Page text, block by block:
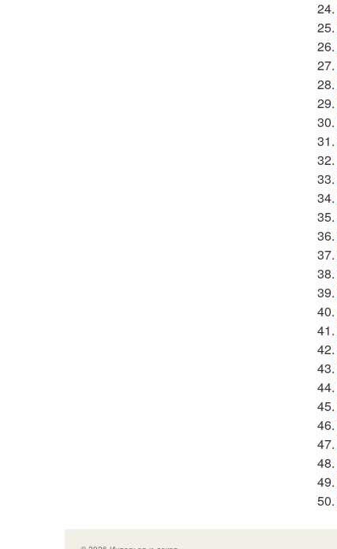
24.
25.
26.
27.
28.
29.
30.
31.
32.
33.
34.
35.
36.
37.
38.
39.
40.
41.
42.
43.
44.
45.
46.
47.
48.
49.
50.